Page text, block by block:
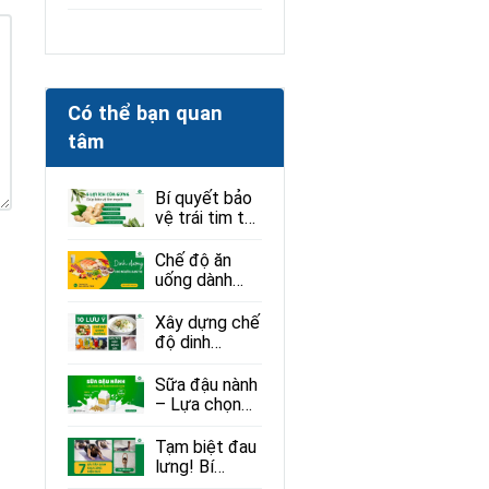
Có thể bạn quan
tâm
Bí quyết bảo
vệ trái tim từ
Gừng và
những lợi ích
ít ai ngờ
Chế độ ăn
uống dành
loạn thị: Ăn gì
để tốt cho
mắt?
Xây dựng chế
độ dinh
người mắc
bệnh sởi phục
hồi hiệu quả
Sữa đậu nành
– Lựa chọn
cho sức khỏe
Tạm biệt đau
lưng! Bí